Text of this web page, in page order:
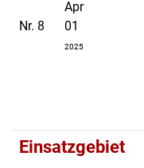
Nr. 8
Apr
01
2025
Einsatzgebiet